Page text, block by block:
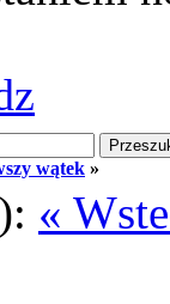
wątek »
«